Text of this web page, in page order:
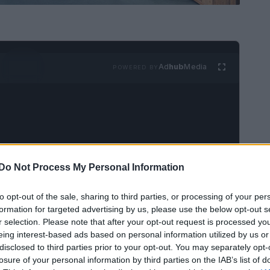
Do Not Process My Personal Information
opt-out of the sale, sharing to third parties, or processing of your
for targeted advertising by us, please use the below opt-out
selection. Please note that after your opt-out request is processed
interest-based ads based on personal information utilized by us
to third parties prior to your opt-out. You may separately
of your personal information by third parties on the IAB’s list of
AdhubMedia
e creatività, ha ospitato la prima sfilata
. L’evento si è svolto in un’area post-
il capoluogo lombardo in un palcoscenico
La scelta della location rappresenta un
stilistica tipica della città.